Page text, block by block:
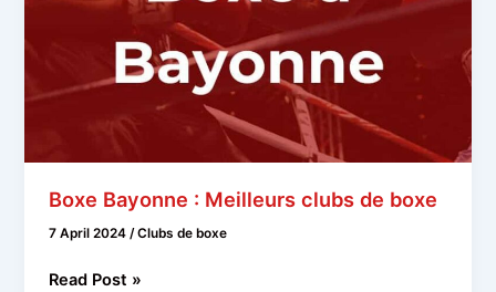
Boxe Bayonne : Meilleurs clubs de boxe
7 April 2024 /Clubs de boxe
Boxe
Read Post »